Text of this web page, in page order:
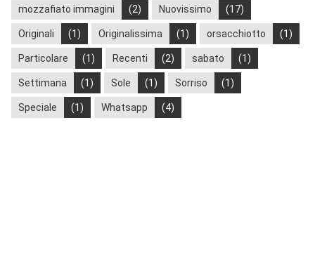
mozzafiato immagini (2) Nuovissimo (17)
Originali (1) Originalissima (1) orsacchiotto (1)
Particolare (1) Recenti (2) sabato (1)
Settimana (1) Sole (1) Sorriso (1)
Speciale (1) Whatsapp (4)